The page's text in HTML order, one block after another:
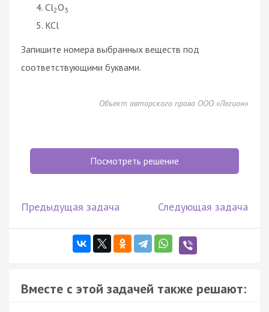
Cl2O3
KCl
Запишите номера выбранных веществ под
соответствующими буквами.
Объект авторского права ООО «Легион»
Посмотреть решение
Предыдущая задача Следующая задача
Вместе с этой задачей также решают: